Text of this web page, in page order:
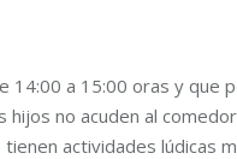
14:00 a 15:00 oras y que
hijos no acuden al
actividades lúdicas